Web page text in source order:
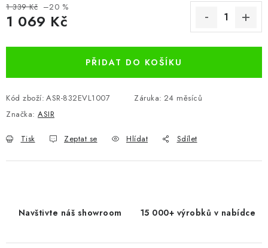
1 339 Kč –20 %
1 069 Kč
PŘIDAT DO KOŠÍKU
Kód zboží: ASR-832EVL1007 Záruka: 24 měsíců
Značka: ASIR
Tisk Zeptat se Hlídat Sdílet
Navštivte náš showroom 15 000+ výrobků v nabídce